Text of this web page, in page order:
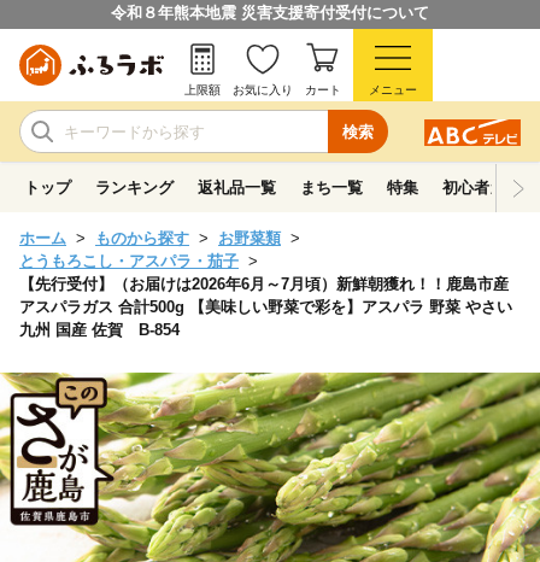
令和８年熊本地震 災害支援寄付受付について
検索
上限額 お気に入り カート メニュー
トップ ランキング 返礼品一覧 まち一覧 特集 初心者ガイド
ホーム ものから探す
お野菜類
とうもろこし・アスパラ・茄子
【先行受付】（お届けは2026年6月～7月頃）新鮮朝獲れ！！鹿島市産
アスパラガス 合計500g 【美味しい野菜で彩を】アスパラ 野菜 やさい
九州 国産 佐賀 B-854